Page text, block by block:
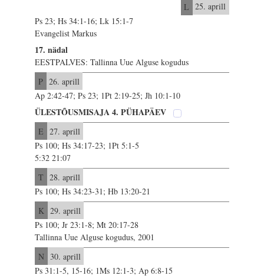
L 25. aprill
Ps 23; Hs 34:1-16; Lk 15:1-7
Evangelist Markus
17. nädal
EESTPALVES: Tallinna Uue Alguse kogudus
P 26. aprill
Ap 2:42-47; Ps 23; 1Pt 2:19-25; Jh 10:1-10
ÜLESTÕUSMISAJA 4. PÜHAPÄEV
E 27. aprill
Ps 100; Hs 34:17-23; 1Pt 5:1-5
5:32 21:07
T 28. aprill
Ps 100; Hs 34:23-31; Hb 13:20-21
K 29. aprill
Ps 100; Jr 23:1-8; Mt 20:17-28
Tallinna Uue Alguse kogudus, 2001
N 30. aprill
Ps 31:1-5, 15-16; 1Ms 12:1-3; Ap 6:8-15